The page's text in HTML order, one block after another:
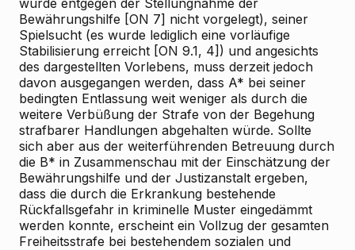
wurde entgegen der Stellungnahme der
Bewährungshilfe [ON 7] nicht vorgelegt), seiner
Spielsucht (es wurde lediglich eine vorläufige
Stabilisierung erreicht [ON 9.1, 4]) und angesichts
des dargestellten Vorlebens, muss derzeit jedoch
davon ausgegangen werden, dass A* bei seiner
bedingten Entlassung weit weniger als durch die
weitere Verbüßung der Strafe von der Begehung
strafbarer Handlungen abgehalten würde. Sollte
sich aber aus der weiterführenden Betreuung durch
die B* in Zusammenschau mit der Einschätzung der
Bewährungshilfe und der Justizanstalt ergeben,
dass die durch die Erkrankung bestehende
Rückfallsgefahr in kriminelle Muster eingedämmt
werden konnte, erscheint ein Vollzug der gesamten
Freiheitsstrafe bei bestehendem sozialen und